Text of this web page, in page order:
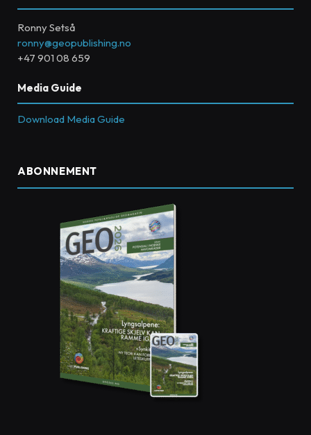
Ronny Setså
ronny@geopublishing.no
+47 901 08 659
Media Guide
Download Media Guide
ABONNEMENT